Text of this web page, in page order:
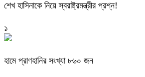
শেখ হাসিনাকে নিয়ে স্বরাষ্ট্রমন্ত্রীর প্রশ্ন!
১
হামে প্রাণহানির সংখ্যা ৮৬০ জন